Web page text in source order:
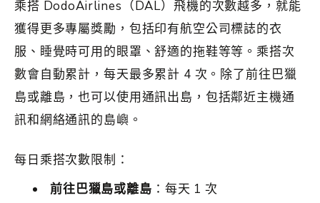
乘搭 DodoAirlines（DAL）飛機的次數越多，就能
獲得更多專屬獎勵，包括印有航空公司標誌的衣
服、睡覺時可用的眼罩、舒適的拖鞋等等。乘搭次
數會自動累計，每天最多累計 4 次。除了前往巴獵
島或離島，也可以使用通訊出島，包括鄰近主機通
訊和網絡通訊的島嶼。
每日乘搭次數限制：
前往巴獵島或離島 ：每天 1 次